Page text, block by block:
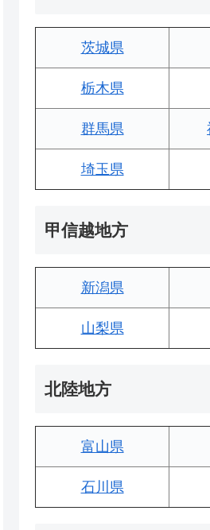
茨城県
栃木県
群馬県
埼玉県
甲信越地方
新潟県
山梨県
北陸地方
富山県
石川県